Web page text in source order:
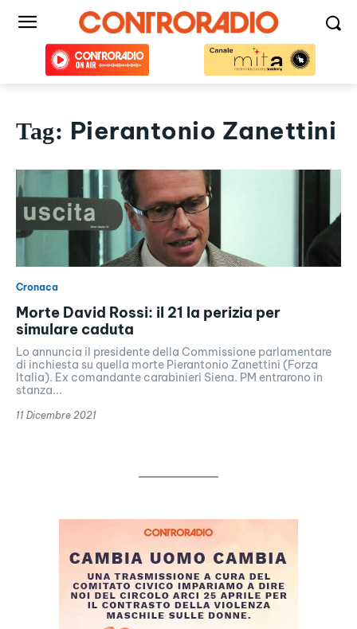
Tag: Pierantonio Zanettini
Cronaca
Morte David Rossi: il 21 la perizia per
simulare caduta
Lo annuncia il presidente della Commissione parlamentare
di inchiesta su quella morte Pierantonio Zanettini (Forza
Italia). Ex comandante carabinieri Siena. PM entrarono in
stanza...
11 Dicembre 2021